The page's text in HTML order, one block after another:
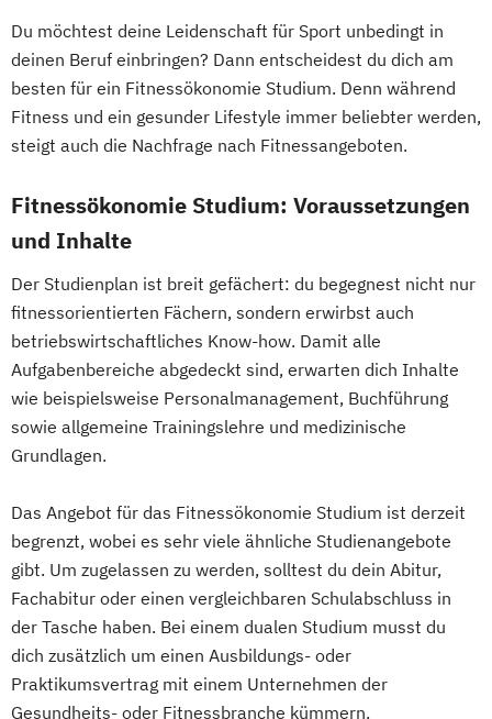
Du möchtest deine Leidenschaft für Sport unbedingt in
deinen Beruf einbringen? Dann entscheidest du dich am
besten für ein Fitnessökonomie Studium. Denn während
Fitness und ein gesunder Lifestyle immer beliebter werden,
steigt auch die Nachfrage nach Fitnessangeboten.
Fitnessökonomie Studium: Voraussetzungen
und Inhalte
Der Studienplan ist breit gefächert: du begegnest nicht nur
fitnessorientierten Fächern, sondern erwirbst auch
betriebswirtschaftliches Know-how. Damit alle
Aufgabenbereiche abgedeckt sind, erwarten dich Inhalte
wie beispielsweise Personalmanagement, Buchführung
sowie allgemeine Trainingslehre und medizinische
Grundlagen.
Das Angebot für das Fitnessökonomie Studium ist derzeit
begrenzt, wobei es sehr viele ähnliche Studienangebote
gibt. Um zugelassen zu werden, solltest du dein Abitur,
Fachabitur oder einen vergleichbaren Schulabschluss in
der Tasche haben. Bei einem dualen Studium musst du
dich zusätzlich um einen Ausbildungs- oder
Praktikumsvertrag mit einem Unternehmen der
Gesundheits- oder Fitnessbranche kümmern.